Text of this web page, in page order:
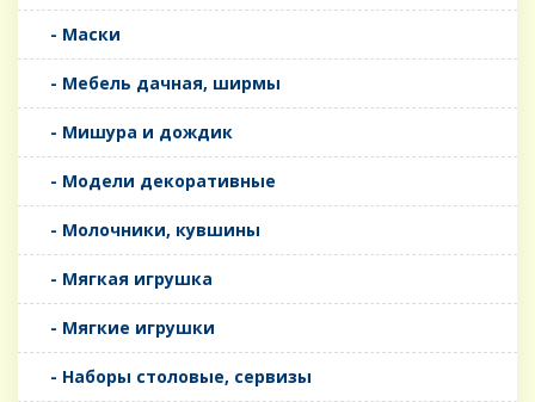
- Маски
- Мебель дачная, ширмы
- Мишура и дождик
- Модели декоративные
- Молочники, кувшины
- Мягкая игрушка
- Мягкие игрушки
- Наборы столовые, сервизы